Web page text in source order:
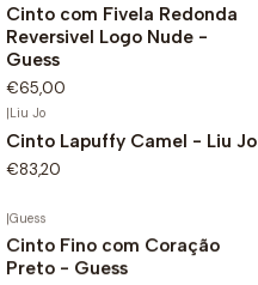
Cinto com Fivela Redonda
Reversivel Logo Nude -
Guess
€65,00
Liu Jo
Cinto Lapuffy Camel - Liu Jo
€83,20
|Guess
Cinto Fino com Coração
Preto - Guess